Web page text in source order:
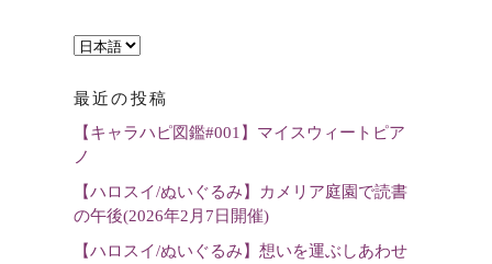
言
を
選
最近の投稿
【キャラハピ図鑑#001】マイスウィートピア
ノ
【ハロスイ/ぬいぐるみ】カメリア庭園で読書
の午後(2026年2月7日開催)
【ハロスイ/ぬいぐるみ】想いを運ぶしあわせ